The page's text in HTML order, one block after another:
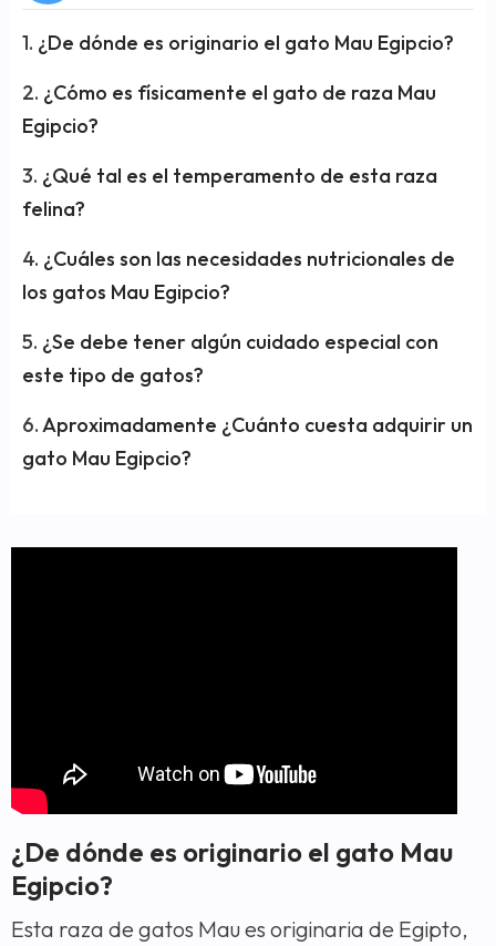
¿De dónde es originario el gato Mau Egipcio?
¿Cómo es físicamente el gato de raza Mau
Egipcio?
¿Qué tal es el temperamento de esta raza
felina?
¿Cuáles son las necesidades nutricionales de
los gatos Mau Egipcio?
¿Se debe tener algún cuidado especial con
este tipo de gatos?
Aproximadamente ¿Cuánto cuesta adquirir un
gato Mau Egipcio?
¿De dónde es originario el gato Mau
Egipcio?
Esta raza de gatos Mau es originaria de Egipto,